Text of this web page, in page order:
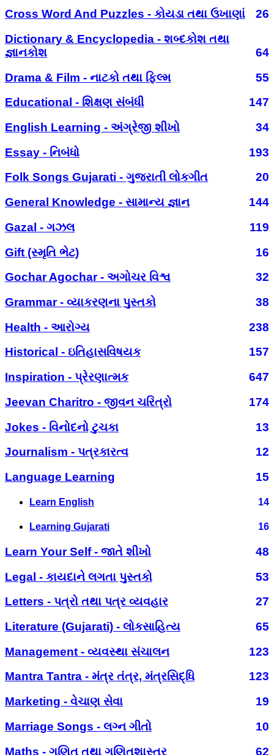
Cross Word And Puzzles - કોયડા તથા ઉખાણાં
26
Dictionary & Encyclopedia - શબ્દકોશ તથા
જ્ઞાનકોશ
64
Drama & Film - નાટકો તથા ફિલ્મ
55
Educational - શિક્ષણ સંબંધી
147
English Learning - અંગ્રેજી શીખો
34
Essay - નિબંધો
193
Folk Songs Gujarati - ગુજરાતી લોકગીત
20
General Knowledge - સામાન્ય જ્ઞાન
144
Gazal - ગઝલ
119
Gift (સ્મૃતિ ભેટ)
16
Gochar Agochar - અગોચર વિશ્વ
32
Grammar - વ્યાકરણના પુસ્તકો
38
Health - આરોગ્ય
238
Historical - ઇતિહાસવિષયક
157
Inspiration - પ્રેરણાત્મક
647
Jeevan Charitro - જીવન ચરિત્રો
174
Jokes - વિનોદનો ટુચકા
13
Journalism - પત્રકારત્વ
12
Language Learning
15
Learn English 14
Learning Gujarati 16
Learn Your Self - જાતે શીખો
48
Legal - કાયદાને લગતા પુસ્તકો
53
Letters - પત્રો તથા પત્ર વ્યવહાર
27
Literature (Gujarati) - લોકસાહિત્ય
65
Management - વ્યવસ્થા સંચાલન
123
Mantra Tantra - મંત્ર તંત્ર, મંત્રસિદ્ધિ
123
Marketing - વેચાણ સેવા
19
Marriage Songs - લગ્ન ગીતો
10
Maths - ગણિત તથા ગણિતશાસ્ત્ર
62